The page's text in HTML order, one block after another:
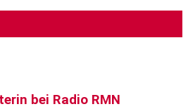
bei Radio RMN